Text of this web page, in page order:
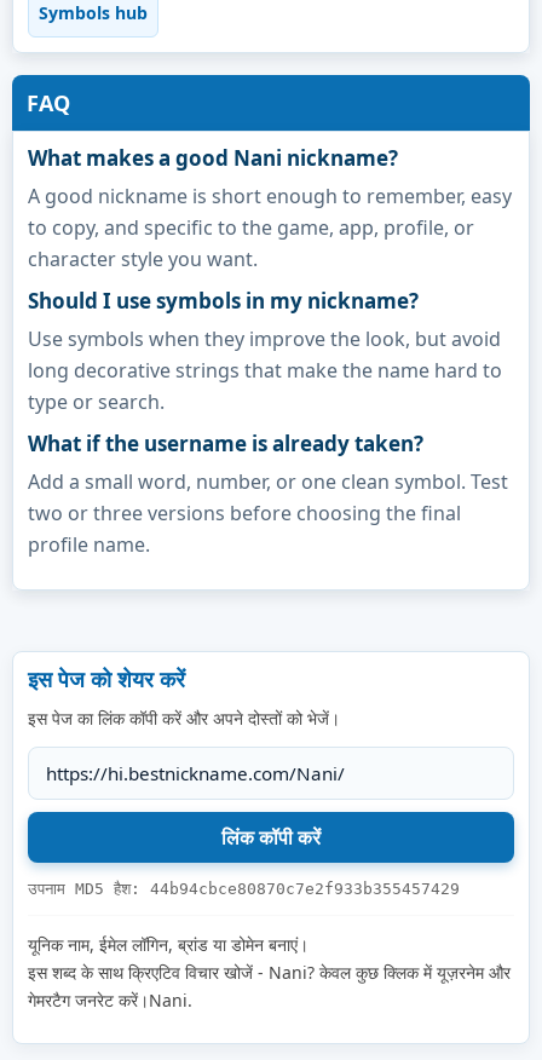
Symbols hub
FAQ
What makes a good Nani nickname?
A good nickname is short enough to remember, easy
to copy, and specific to the game, app, profile, or
character style you want.
Should I use symbols in my nickname?
Use symbols when they improve the look, but avoid
long decorative strings that make the name hard to
type or search.
What if the username is already taken?
Add a small word, number, or one clean symbol. Test
two or three versions before choosing the final
profile name.
इस पेज को शेयर करें
इस पेज का लिंक कॉपी करें और अपने दोस्तों को भेजें।
उपनाम MD5 हैश: 44b94cbce80870c7e2f933b355457429
यूनिक नाम, ईमेल लॉगिन, ब्रांड या डोमेन बनाएं।
इस शब्द के साथ क्रिएटिव विचार खोजें - Nani? केवल कुछ क्लिक में यूज़रनेम और
गेमरटैग जनरेट करें।Nani.